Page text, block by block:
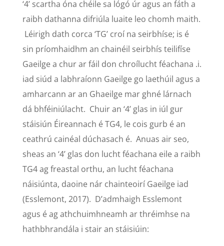
‘4’ scartha óna chéile sa lógó úr agus an fáth a
raibh dathanna difriúla luaite leo chomh maith.
Léirigh dath corca ‘TG’ croí na seirbhíse; is é
sin príomhaidhm an chainéil seirbhís teilifíse
Gaeilge a chur ar fáil don chroílucht féachana .i.
iad siúd a labhraíonn Gaeilge go laethúil agus a
amharcann ar an Ghaeilge mar ghné lárnach
dá bhféiniúlacht. Chuir an ‘4’ glas in iúl gur
stáisiún Éireannach é TG4, le cois gurb é an
ceathrú cainéal dúchasach é. Anuas air seo,
sheas an ‘4’ glas don lucht féachana eile a raibh
TG4 ag freastal orthu, an lucht féachana
náisiúnta, daoine nár chainteoirí Gaeilge iad
(Esslemont, 2017). D’admhaigh Esslemont
agus é ag athchuimhneamh ar thréimhse na
hathbhrandála i stair an stáisiúin: